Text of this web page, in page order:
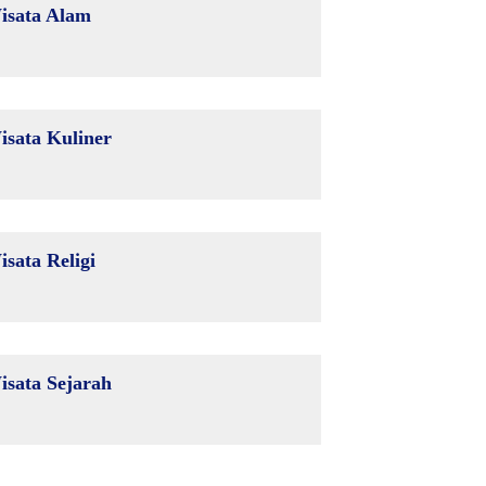
Alam
Kuliner
Religi
Sejarah